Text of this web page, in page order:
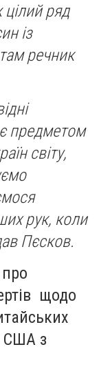
цілий ряд
із
речник
предметом
світу,
рук, коли
Пєсков.
щодо
США з